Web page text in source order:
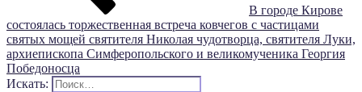
В городе Кирове
состоялась торжественная встреча ковчегов с частицами
святых мощей святителя Николая чудотворца, святителя Луки,
архиепископа Симферопольского и великомученика Георгия
Победоносца
Искать: